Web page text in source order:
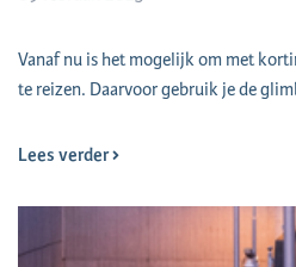
Vanaf nu is het mogelijk om met
te reizen. Daarvoor gebruik je de
Lees verder